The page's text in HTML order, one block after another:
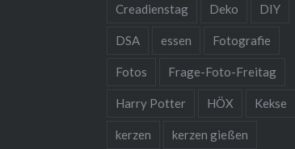
Creadienstag Deko DIY
DSA essen Fotografie
Fotos Frage-Foto-Freitag
Harry Potter HÖX Kekse
kerzen kerzen gießen